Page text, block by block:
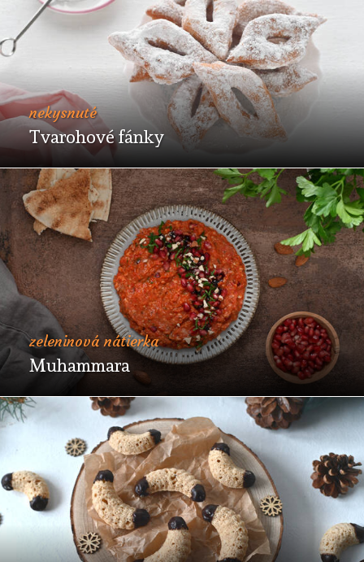
nekysnuté
Tvarohové fánky
zeleninová nátierka
Muhammara